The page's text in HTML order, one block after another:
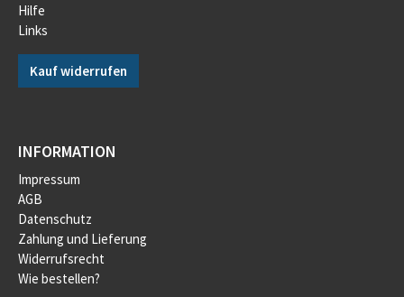
Hilfe
Links
Kauf widerrufen
INFORMATION
Impressum
AGB
Datenschutz
Zahlung und Lieferung
Widerrufsrecht
Wie bestellen?